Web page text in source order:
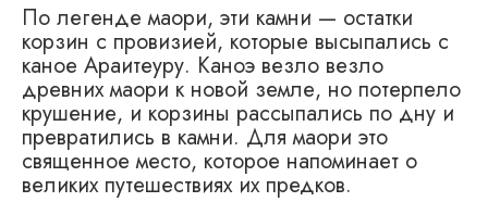
По легенде маори, эти камни — остатки
корзин с провизией, которые высыпались с
каное Араитеуру. Каноэ везло везло
древних маори к новой земле, но потерпело
крушение, и корзины рассыпались по дну и
превратились в камни. Для маори это
священное место, которое напоминает о
великих путешествиях их предков.